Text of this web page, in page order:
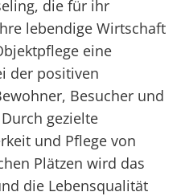
die für ihr
lebendige Wirtschaft
eine
der positiven
Besucher und
gezielte
und Pflege von
Plätzen wird das
die Lebensqualität